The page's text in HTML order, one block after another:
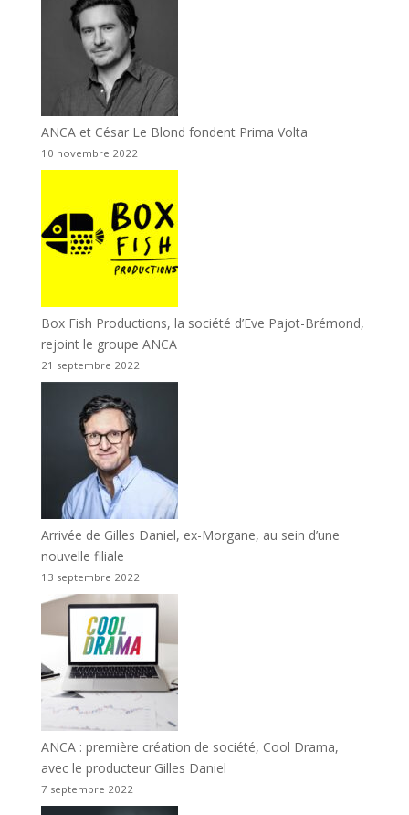
ANCA et César Le Blond fondent Prima Volta
10 novembre 2022
Box Fish Productions, la société d’Eve Pajot-Brémond,
rejoint le groupe ANCA
21 septembre 2022
Arrivée de Gilles Daniel, ex-Morgane, au sein d’une
nouvelle filiale
13 septembre 2022
ANCA : première création de société, Cool Drama,
avec le producteur Gilles Daniel
7 septembre 2022